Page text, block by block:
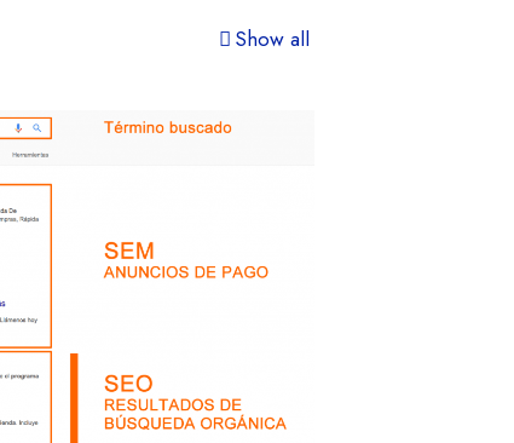
Show all